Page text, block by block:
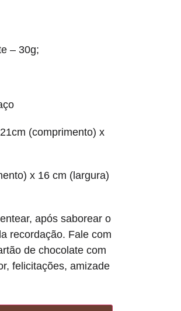
– 30g;
21cm (comprimento) x
x 16 cm (largura)
após saborear o
recordação. Fale com
de chocolate com
felicitações, amizade